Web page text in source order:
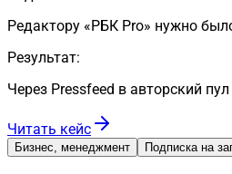
Редактору «РБК Pro» нужно
Результат:
Через Pressfeed в авторский
Читать кейс
Бизнес, менеджмент Подписка на